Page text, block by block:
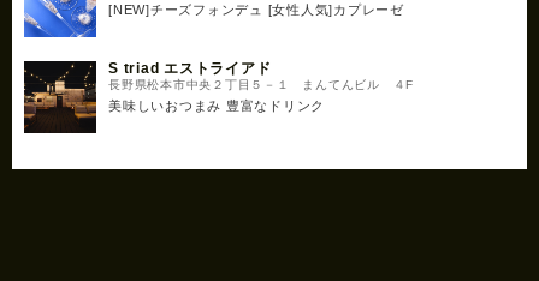
[NEW]チーズフォンデュ [女性人気]カプレーゼ
S triad エストライアド
長野県松本市中央２丁目５－１ まんてんビル ４F
美味しいおつまみ 豊富なドリンク